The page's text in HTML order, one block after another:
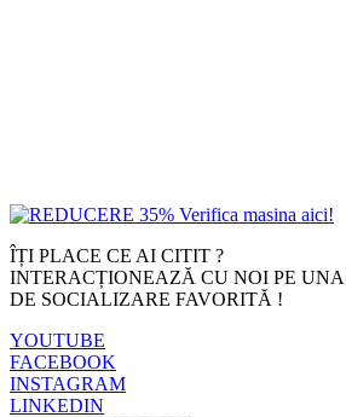
ÎȚI PLACE CE AI CITIT ?
INTERACȚIONEAZĂ CU NOI PE
DE SOCIALIZARE FAVORITĂ !
YOUTUBE
FACEBOOK
INSTAGRAM
LINKEDIN